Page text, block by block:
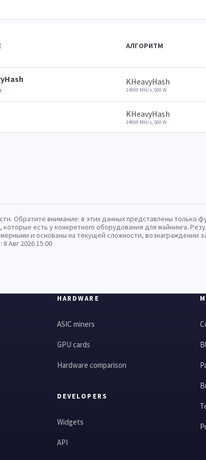
АЛГОРИТМ
KHeavyHash
14000 MH/s, 500 W
KHeavyHash
14000 MH/s, 500 W
Обратите внимание: в этих данных представлены
которые есть у конкретного оборудования для майнинга.
и основаны на текущей сложности, вознаграждении
8 Авг 2026 15:00
HARDWARE
ASIC miners
GPU cards
Hardware comparison
DEVELOPERS
Widgets
API